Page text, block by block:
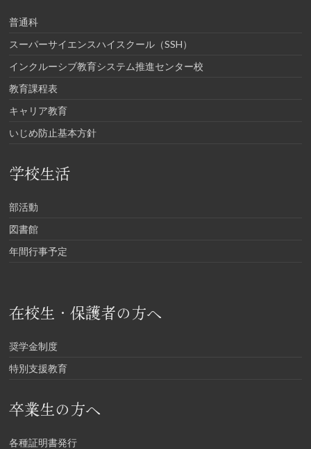
普通科
スーパーサイエンスハイスクール（SSH）
インクルーシブ教育システム推進センター校
教育課程表
キャリア教育
いじめ防止基本方針
学校生活
部活動
図書館
年間行事予定
在校生・保護者の方へ
奨学金制度
特別支援教育
卒業生の方へ
各種証明書発行